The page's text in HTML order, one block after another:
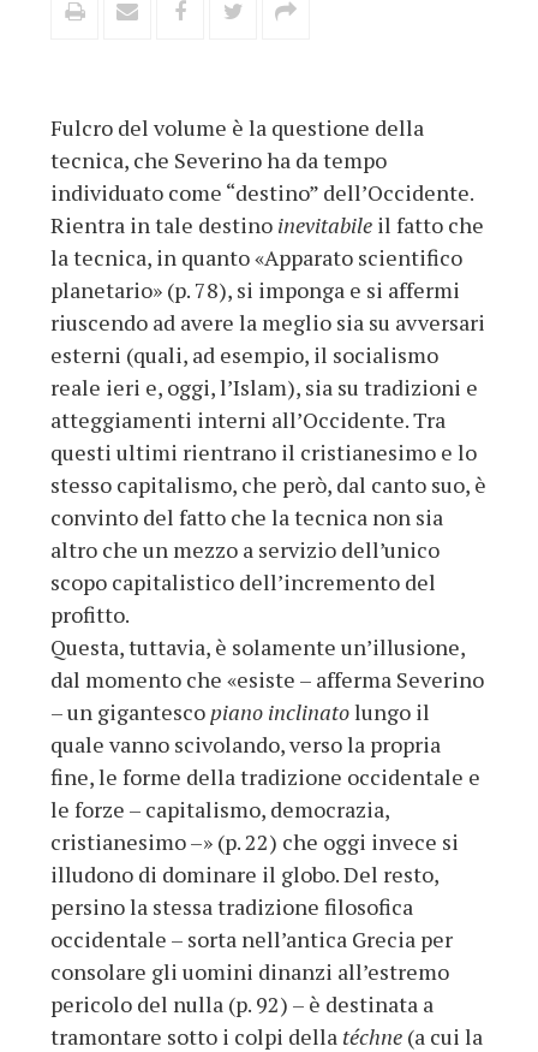
Fulcro del volume è la questione della
tecnica, che Severino ha da tempo
individuato come “destino” dell’Occidente.
Rientra in tale destino inevitabile il fatto che
la tecnica, in quanto «Apparato scientifico
planetario» (p. 78), si imponga e si affermi
riuscendo ad avere la meglio sia su avversari
esterni (quali, ad esempio, il socialismo
reale ieri e, oggi, l’Islam), sia su tradizioni e
atteggiamenti interni all’Occidente. Tra
questi ultimi rientrano il cristianesimo e lo
stesso capitalismo, che però, dal canto suo, è
convinto del fatto che la tecnica non sia
altro che un mezzo a servizio dell’unico
scopo capitalistico dell’incremento del
profitto.
Questa, tuttavia, è solamente un’illusione,
dal momento che «esiste – afferma Severino
– un gigantesco piano inclinatolungo il
quale vanno scivolando, verso la propria
fine, le forme della tradizione occidentale e
le forze – capitalismo, democrazia,
cristianesimo –» (p. 22) che oggi invece si
illudono di dominare il globo. Del resto,
persino la stessa tradizione filosofica
occidentale – sorta nell’antica Grecia per
consolare gli uomini dinanzi all’estremo
pericolo del nulla (p. 92) – è destinata a
tramontare sotto i colpi della téchne (a cui la